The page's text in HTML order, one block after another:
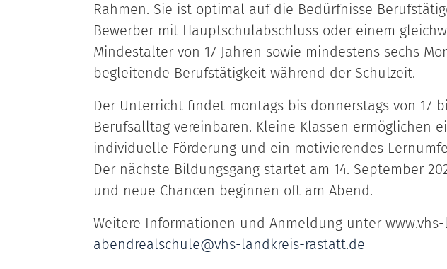
Rahmen. Sie ist optimal auf die Bedürfnisse
Bewerber mit Hauptschulabschluss oder einem
Mindestalter von 17 Jahren sowie mindestens sechs
begleitende Berufstätigkeit während der Schulzeit.
Der Unterricht findet montags bis donnerstags von
Berufsalltag vereinbaren. Kleine Klassen ermöglichen
individuelle Förderung und ein motivierendes
Der nächste Bildungsgang startet am 14. September
und neue Chancen beginnen oft am Abend.
Weitere Informationen und Anmeldung unter www.vhs-
abendrealschule@vhs-landkreis-rastatt.de